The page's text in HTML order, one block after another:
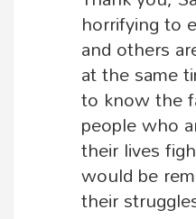
horrifying to
and others
at the same
to know the
people who
their lives
would be
their